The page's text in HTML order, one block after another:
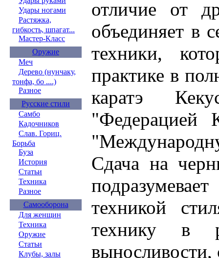
Удары ногами
Растяжка,
гибкость, шпагат...
Мастер-Класс
Оружие
Меч
Дерево (нунчаку,
тонфа, бо ....)
Разное
Русские стили
Самбо
Кадочников
Слав. Гориц.
Борьба
Буза
История
Статьи
Техника
Разное
Самооборона
Для женщин
Техника
Оружие
Статьи
Клубы, залы
отличие от
объединяет в
техники,
практике в
каратэ
"Федерацией
Сдача на
техникой
технику в
выносливости,